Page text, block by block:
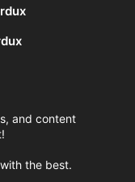
and content
the best.